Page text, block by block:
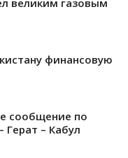
финансовую
сообщение по
– Кабул